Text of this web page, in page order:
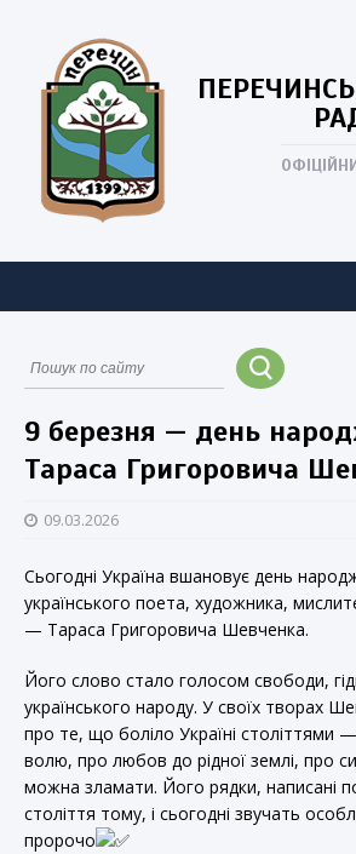
9 березня — день
Тараса Григоровича
09.03.2026
Сьогодні Україна вшановує день
українського поета, художника,
— Тараса Григоровича Шевченка.
Його слово стало голосом свободи,
українського народу. У своїх творах
про те, що боліло Україні століттями
волю, про любов до рідної землі, про
можна зламати. Його рядки, написані
століття тому, і сьогодні звучать
пророчо